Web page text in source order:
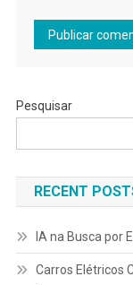
Pesquisar
RECENT
IA na Busca por
Carros Elétricos